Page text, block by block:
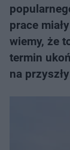
prace
wiemy, że
termin
na